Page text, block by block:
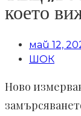
което
май 12,
ШОК
Ново